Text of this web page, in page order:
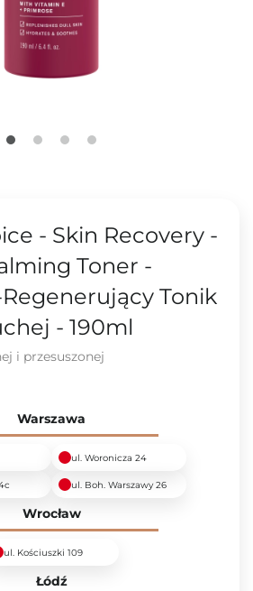
- Skin Recovery -
Toner -
Tonik
- 190ml
i przesuszonej
Warszawa
ul. Woronicza 24
ul. Boh. Warszawy 26
Wrocław
ul. Kościuszki 109
Łódź